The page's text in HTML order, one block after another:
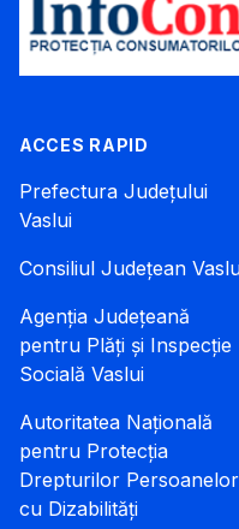
ACCES RAPID
Prefectura Județului
Vaslui
Consiliul Județean
Agenția Județeană
pentru Plăți și Inspecție
Socială Vaslui
Autoritatea Națională
pentru Protecția
Drepturilor Persoanelor
cu Dizabilități